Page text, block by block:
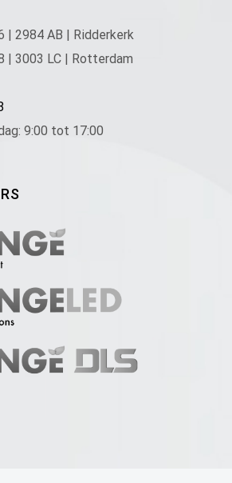
| 2984 AB | Ridderkerk
| 3003 LC | Rotterdam
9:00 tot 17:00